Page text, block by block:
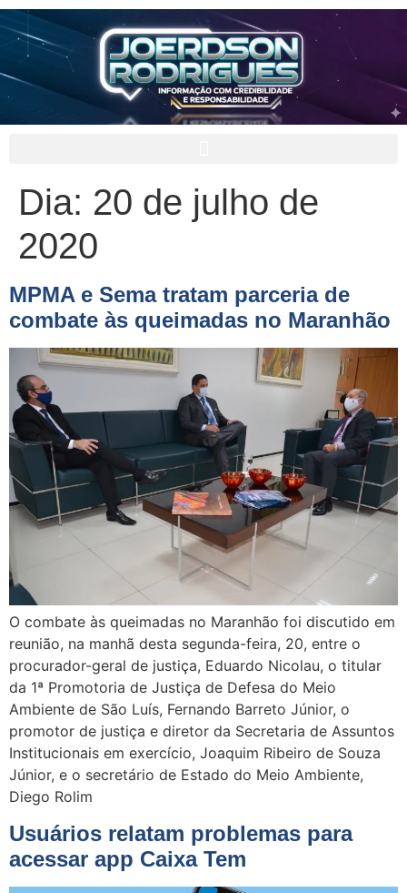
Dia: 20 de julho de
2020
MPMA e Sema tratam parceria de
combate às queimadas no Maranhão
O combate às queimadas no Maranhão foi discutido em
reunião, na manhã desta segunda-feira, 20, entre o
procurador-geral de justiça, Eduardo Nicolau, o titular
da 1ª Promotoria de Justiça de Defesa do Meio
Ambiente de São Luís, Fernando Barreto Júnior, o
promotor de justiça e diretor da Secretaria de Assuntos
Institucionais em exercício, Joaquim Ribeiro de Souza
Júnior, e o secretário de Estado do Meio Ambiente,
Diego Rolim
Usuários relatam problemas para
acessar app Caixa Tem